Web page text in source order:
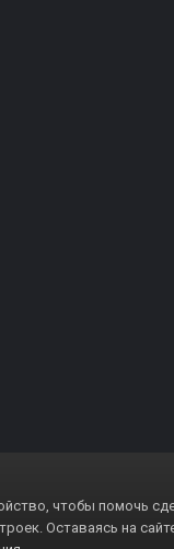
чтобы помочь
Оставаясь на